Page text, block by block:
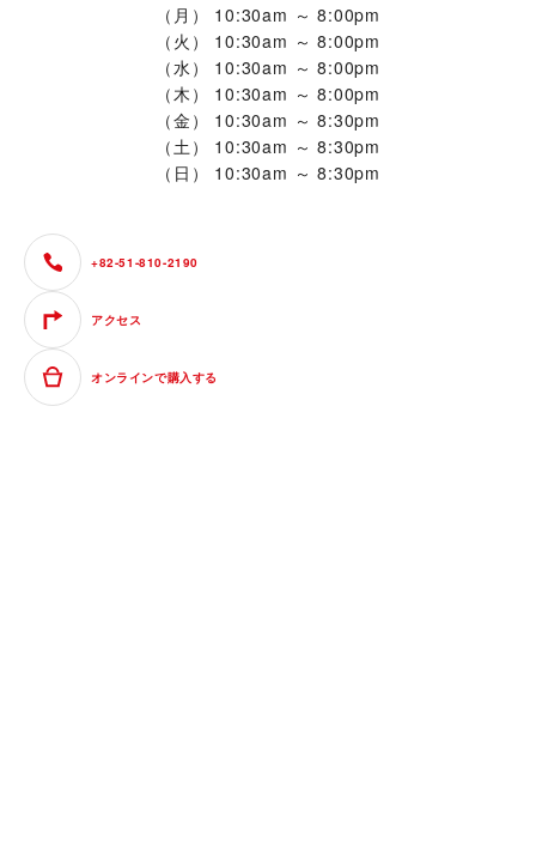
（月）
10:30am ～ 8:00pm
（火）
10:30am ～ 8:00pm
（水）
10:30am ～ 8:00pm
（木）
10:30am ～ 8:00pm
（金）
10:30am ～ 8:30pm
（土）
10:30am ～ 8:30pm
（日）
10:30am ～ 8:30pm
+82-51-810-2190
アクセス
オンラインで購入する